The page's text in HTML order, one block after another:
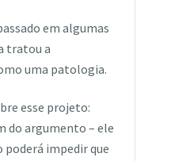
em algumas
tratou a
uma patologia.
esse projeto:
do argumento – ele
poderá impedir que